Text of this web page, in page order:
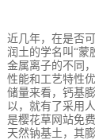
近几年，在是否
润土的学名叫“蒙
金属离子的不同
性能和工艺特性
储量来看，钙基
以，就有了采用
是樱花草网站免
天然钠基土，其